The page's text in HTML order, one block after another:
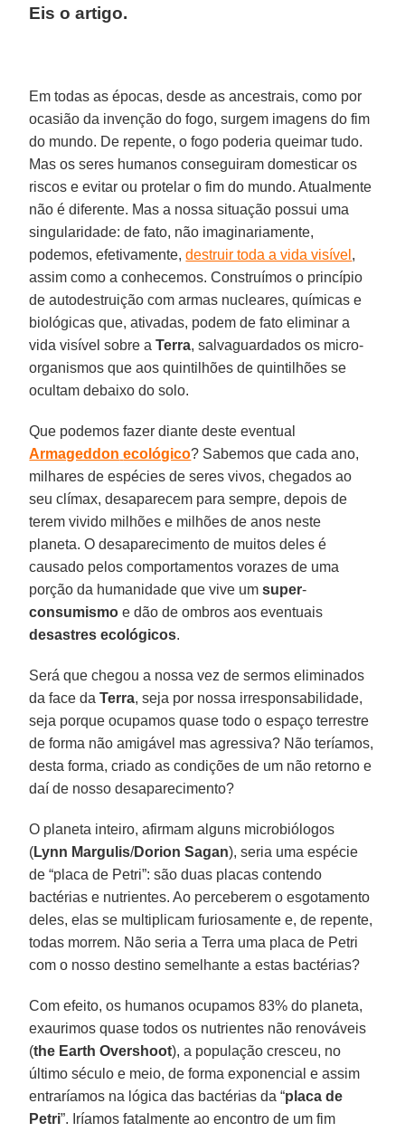
Eis o artigo.
Em todas as épocas, desde as ancestrais, como por
ocasião da invenção do fogo, surgem imagens do fim
do mundo. De repente, o fogo poderia queimar tudo.
Mas os seres humanos conseguiram domesticar os
riscos e evitar ou protelar o fim do mundo. Atualmente
não é diferente. Mas a nossa situação possui uma
singularidade: de fato, não imaginariamente,
podemos, efetivamente,destruir toda a vida visível ,
assim como a conhecemos. Construímos o princípio
de autodestruição com armas nucleares, químicas e
biológicas que, ativadas, podem de fato eliminar a
vida visível sobre aTerra, salvaguardados os micro-
organismos que aos quintilhões de quintilhões se
ocultam debaixo do solo.
Que podemos fazer diante deste eventual
Armageddon ecológico? Sabemos que cada ano,
milhares de espécies de seres vivos, chegados ao
seu clímax, desaparecem para sempre, depois de
terem vivido milhões e milhões de anos neste
planeta. O desaparecimento de muitos deles é
causado pelos comportamentos vorazes de uma
porção da humanidade que vive umsuper-
consumismo e dão de ombros aos eventuais
desastres ecológicos.
Será que chegou a nossa vez de sermos eliminados
da face daTerra, seja por nossa irresponsabilidade,
seja porque ocupamos quase todo o espaço terrestre
de forma não amigável mas agressiva? Não teríamos,
desta forma, criado as condições de um não retorno e
daí de nosso desaparecimento?
O planeta inteiro, afirmam alguns microbiólogos
(Lynn Margulis/Dorion Sagan), seria uma espécie
de “placa de Petri”: são duas placas contendo
bactérias e nutrientes. Ao perceberem o esgotamento
deles, elas se multiplicam furiosamente e, de repente,
todas morrem. Não seria a Terra uma placa de Petri
com o nosso destino semelhante a estas bactérias?
Com efeito, os humanos ocupamos 83% do planeta,
exaurimos quase todos os nutrientes não renováveis
(the Earth Overshoot), a população cresceu, no
último século e meio, de forma exponencial e assim
entraríamos na lógica das bactérias da “placa de
Petri”. Iríamos fatalmente ao encontro de um fim